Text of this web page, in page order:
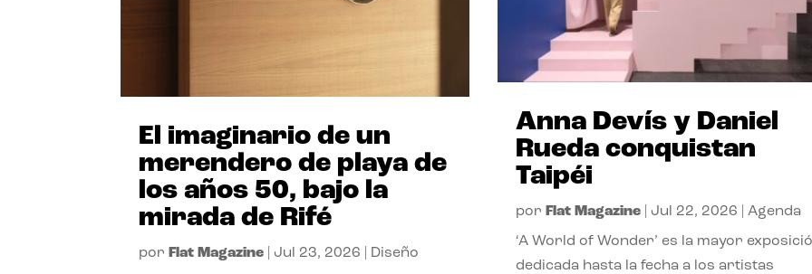
El imaginario de un
merendero de playa de
los años 50, bajo la
mirada de Rifé
por Flat Magazine Jul 23, 2026 Diseño
Anna Devís y Daniel
Rueda conquistan
Taipéi
por Flat Magazine| Jul 22, 2026 Agenda
‘A World of Wonder’ es la mayor
dedicada hasta la fecha a los artistas